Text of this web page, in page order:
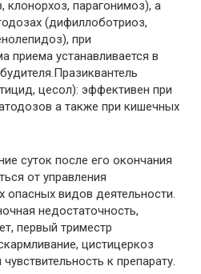
клонорхоз, парагонимоз), а
(дифиллоботриоз,
при
приема устанавливается в
цесол): эффективен при
а также при кишечных
суток после его окончания
от управления
опасных видов деятельности.
недостаточность,
первый триместр
цистицеркоз
к препарату.